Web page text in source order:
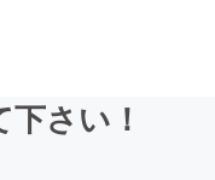
さい！